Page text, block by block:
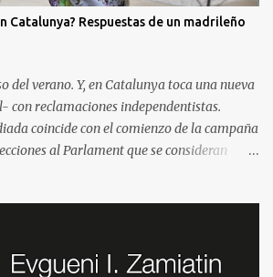
Catalunya? Respuestas de un madrileño
del verano. Y, en Catalunya toca una nueva
con reclamaciones independentistas.
coincide con el comienzo de la campaña
al Parlament que se consideran
cerca para saber más de la situación. Así